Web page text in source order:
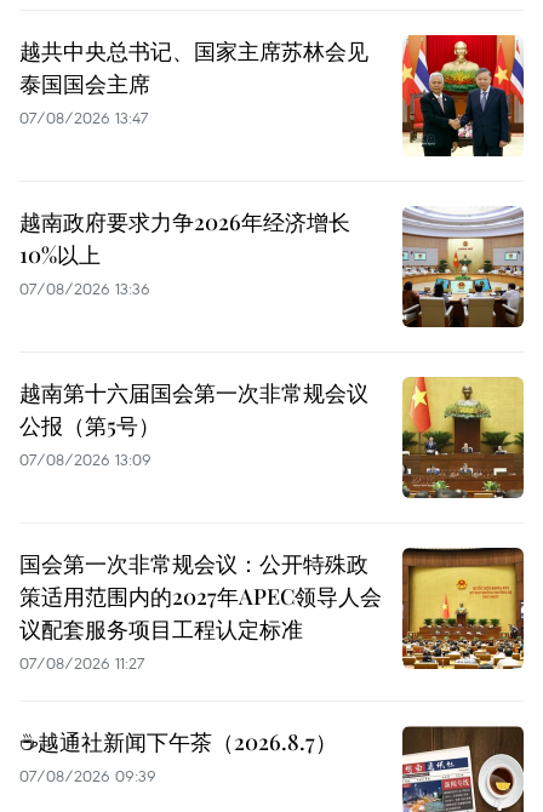
越共中央总书记、国家主席苏林会见
泰国国会主席
07/08/2026 13:47
越南政府要求力争2026年经济增长
10%以上
07/08/2026 13:36
越南第十六届国会第一次非常规会议
公报（第5号）
07/08/2026 13:09
国会第一次非常规会议：公开特殊政
策适用范围内的2027年APEC领导人会
议配套服务项目工程认定标准
07/08/2026 11:27
☕️越通社新闻下午茶（2026.8.7）
07/08/2026 09:39